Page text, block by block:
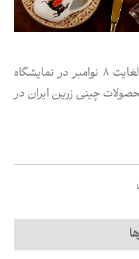
بدینوسیله به اطلاع می رساند، از 6 لغایت 8 نوامبر در نمایشگاه
چینی زرین ایران در